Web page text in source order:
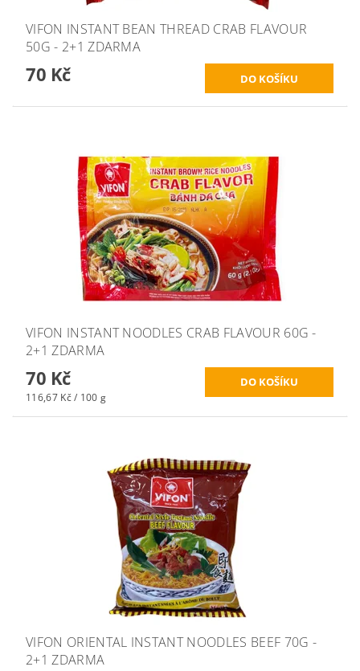
VIFON INSTANT BEAN THREAD CRAB FLAVOUR
50G - 2+1 ZDARMA
70 Kč
VIFON INSTANT NOODLES CRAB FLAVOUR 60G -
2+1 ZDARMA
70 Kč
116,67 Kč / 100 g
VIFON ORIENTAL INSTANT NOODLES BEEF 70G -
2+1 ZDARMA